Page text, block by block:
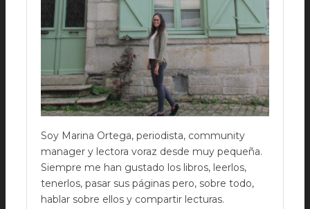
Soy Marina Ortega, periodista, community
manager y lectora voraz desde muy pequeña.
Siempre me han gustado los libros, leerlos,
tenerlos, pasar sus páginas pero, sobre todo,
hablar sobre ellos y compartir lecturas.